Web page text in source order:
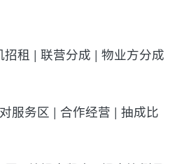
租 | 联营分成 | 物业方分成
服务区 | 合作经营 | 抽成比